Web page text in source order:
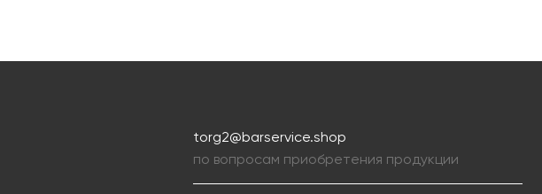
torg2@barservice.shop
по вопросам приобретения продукции